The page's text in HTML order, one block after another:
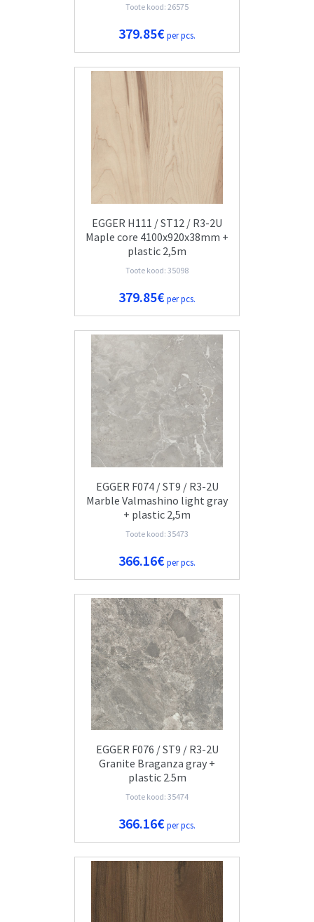
Toote kood: 26575
379.85€per pcs.
EGGER H111 / ST12 / R3-2U
Maple core 4100x920x38mm +
plastic 2,5m
Toote kood: 35098
379.85€per pcs.
EGGER F074 / ST9 / R3-2U
Marble Valmashino light gray
+ plastic 2,5m
Toote kood: 35473
366.16€per pcs.
EGGER F076 / ST9 / R3-2U
Granite Braganza gray +
plastic 2.5m
Toote kood: 35474
366.16€per pcs.